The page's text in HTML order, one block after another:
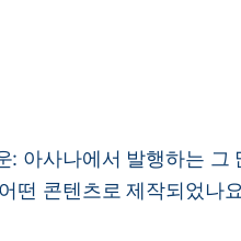
: 아사나에서 발행하는 그
떤 콘텐츠로 제작되었나